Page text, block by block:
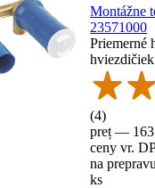
Montážne
23571000
Priemerné
(4)
preț —
ceny vr.
na
ks